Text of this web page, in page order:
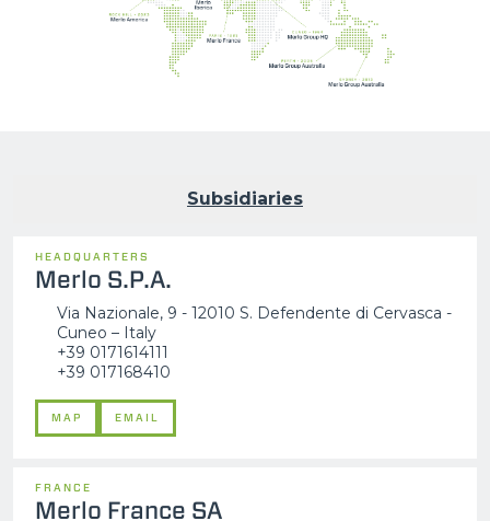
Subsidiaries
HEADQUARTERS
Merlo S.P.A.
Via Nazionale, 9 - 12010 S. Defendente di Cervasca -
Cuneo – Italy
+39 0171614111
+39 017168410
MAP EMAIL
FRANCE
Merlo France SA